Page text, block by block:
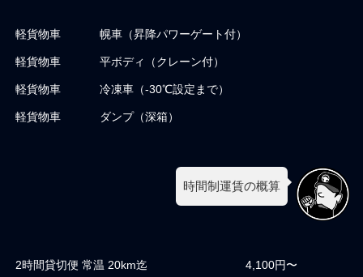
軽貨物車 幌車（昇降パワーゲート付）
軽貨物車 平ボディ（クレーン付）
軽貨物車 冷凍車（-30℃設定まで）
軽貨物車 ダンプ（深箱）
時間制運賃の概算
2時間貸切便 常温 20km迄 4,100円〜